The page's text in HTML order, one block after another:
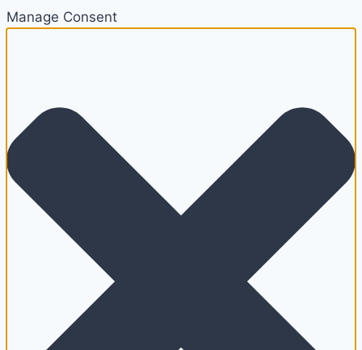
Manage Consent